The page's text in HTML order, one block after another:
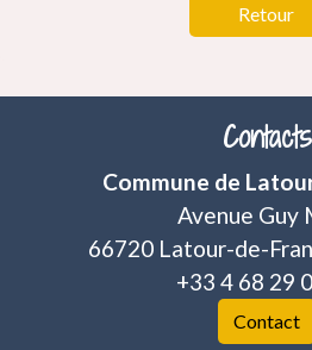
Retour
Contacts
Commune de
Avenue Guy
66720 Latour-de-
+33 4 68 29
Contact